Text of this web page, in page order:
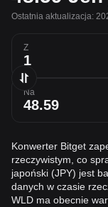
Ostatnia aktualizacja:
Z
Na
Konwerter Bitget
rzeczywistym, co
japoński (JPY) jest
danych w czasie
WLD ma obecnie